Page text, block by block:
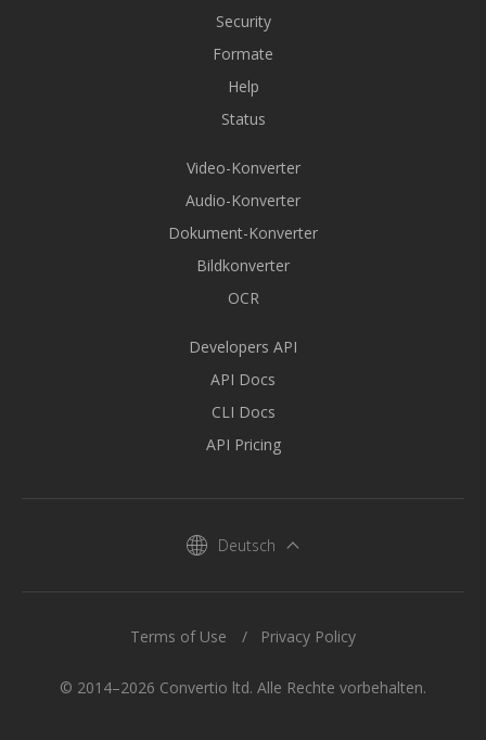
Security
Formate
Help
Status
Video-Konverter
Audio-Konverter
Dokument-Konverter
Bildkonverter
OCR
Developers API
API Docs
CLI Docs
API Pricing
Deutsch
© 2014–2026 Convertio ltd. Alle Rechte vorbehalten.
Terms of Use Privacy Policy